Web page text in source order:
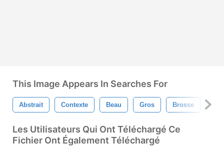
This Image Appears In Searches For
Abstrait Contexte Beau Gros Brosse
Les Utilisateurs Qui Ont Téléchargé Ce
Fichier Ont Également Téléchargé